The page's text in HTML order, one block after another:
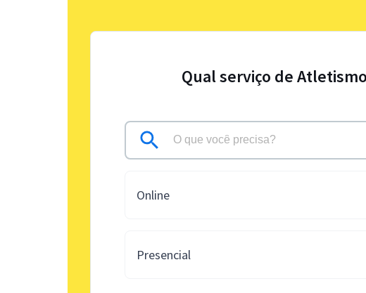
Qual serviço de
Online
Presencial